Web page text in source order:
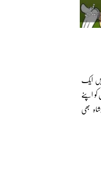
ایک
کو اپنے
بھی